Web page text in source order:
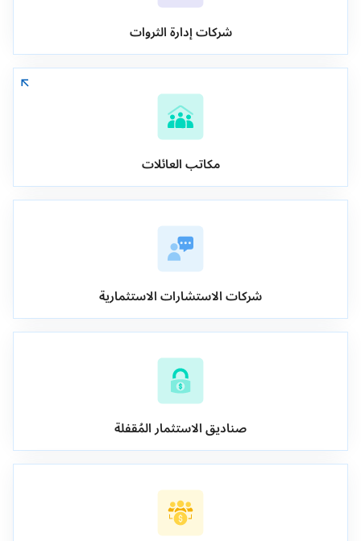
شركات إدارة الثروات
مكاتب العائلات
شركات الاستشارات الاستثمارية
صناديق الاستثمار المُقفلة